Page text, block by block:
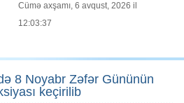
Cümə axşamı, 6 avqust, 2026 il
12:03:38
8 Noyabr Zəfər Gününün
keçirilib